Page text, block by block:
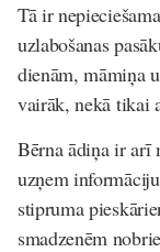
Tā ir
uzlabošanas
dienām, māmiņa
vairāk, nekā tikai
Bērna ādiņa ir arī
uzņem
stipruma
smadzenēm